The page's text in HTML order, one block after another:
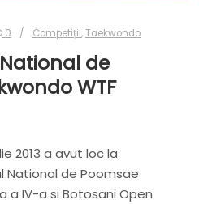
0 Competiții,Taekwondo
de
WTF
2013 a avut loc la
National de Poomsae
a IV-a si Botosani Open